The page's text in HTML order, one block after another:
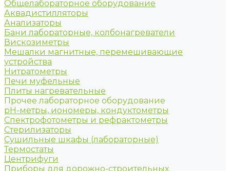
Общелабораторное оборудование
Аквадистилляторы
Анализаторы
Бани лабораторные, колбонагреватели
Вискозиметры
Мешалки магнитные, перемешивающие
устройства
Нитратометры
Печи муфельные
Плиты нагревательные
Прочее лабораторное оборудование
рН-метры, иономеры, кондуктометры
Спектрофотометры и рефрактометры
Стерилизаторы
Сушильные шкафы (лабораторные)
Термостаты
Центрифуги
Приборы для дорожно-строительных